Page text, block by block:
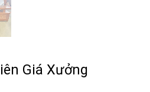
Giá Xưởng